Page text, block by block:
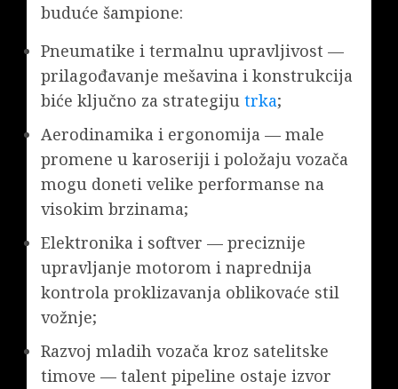
buduće šampione:
Pneumatike i termalnu upravljivost —
prilagođavanje mešavina i konstrukcija
biće ključno za strategiju trka;
Aerodinamika i ergonomija — male
promene u karoseriji i položaju vozača
mogu doneti velike performanse na
visokim brzinama;
Elektronika i softver — preciznije
upravljanje motorom i naprednija
kontrola proklizavanja oblikovaće stil
vožnje;
Razvoj mladih vozača kroz satelitske
timove — talent pipeline ostaje izvor